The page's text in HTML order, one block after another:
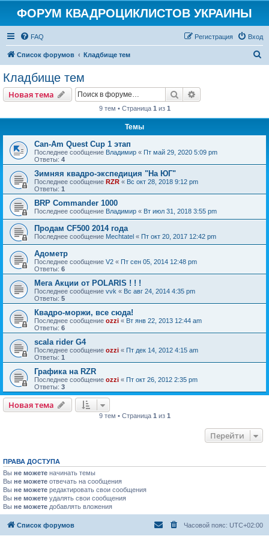
ФОРУМ КВАДРОЦИКЛИСТОВ УКРАИНЫ
FAQ Вход
Регистрация
Список форумов Кладбище тем
Кладбище тем
Новая тема Поиск
9 тем • Страница 1 из 1
Темы
Can-Am Quest Cup 1 этап
Последнее сообщение Владимир « Пт май 29, 2020 5:09 pm
Ответы: 4
Зимняя квадро-экспедиция "На ЮГ"
Последнее сообщение RZR « Вс окт 28, 2018 9:12 pm
Ответы: 1
BRP Commander 1000
Последнее сообщение Владимир « Вт июл 31, 2018 3:55 pm
Продам CF500 2014 года
Последнее сообщение Mechtatel « Пт окт 20, 2017 12:42 pm
Адометр
Последнее сообщение V2 « Пт сен 05, 2014 12:48 pm
Ответы: 6
Мега Акции от POLARIS ! ! !
Последнее сообщение vvk « Вс авг 24, 2014 4:35 pm
Ответы: 5
Квадро-моржи, все сюда!
Последнее сообщение ozzi « Вт янв 22, 2013 12:44 am
Ответы: 6
scala rider G4
Последнее сообщение ozzi « Пт дек 14, 2012 4:15 am
Ответы: 1
Графика на RZR
Последнее сообщение ozzi « Пт окт 26, 2012 2:35 pm
Ответы: 3
Новая тема
9 тем • Страница 1 из 1
Перейти
ПРАВА ДОСТУПА
Вы не можете начинать темы
Вы не можете отвечать на сообщения
Вы не можете редактировать свои сообщения
Вы не можете удалять свои сообщения
Вы не можете добавлять вложения
Список форумов Часовой пояс: UTC+02:00